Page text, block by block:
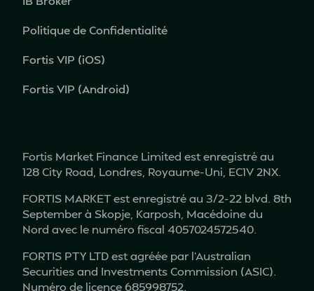
Politique de Confidentialité
Fortis VIP (iOS)
Fortis VIP (Android)
Fortis Market Finance Limited est enregistré au
128 City Road, Londres, Royaume-Uni, EC1V 2NX.
FORTIS MARKET est enregistré au 3/2-22 blvd. 8th
September à Skopje, Karposh, Macédoine du
Nord avec le numéro fiscal 4057024572540.
FORTIS PTY LTD est agréée par l’Australian
Securities and Investments Commission (ASIC).
Numéro de licence 685998752.